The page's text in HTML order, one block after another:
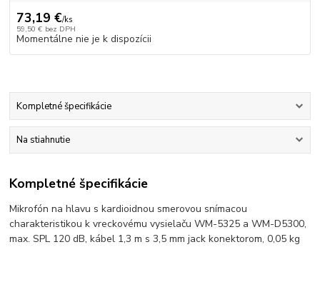
73,19 €/ks
59,50 € bez DPH
Momentálne nie je k dispozícii
Kompletné špecifikácie
Na stiahnutie
Kompletné špecifikácie
Mikrofón na hlavu s kardioidnou smerovou snímacou
charakteristikou k vreckovému vysielaču WM-5325 a WM-D5300,
max. SPL 120 dB, kábel 1,3 m s 3,5 mm jack konektorom, 0,05 kg